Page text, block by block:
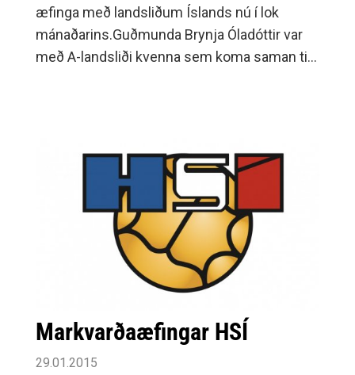
æfinga með landsliðum Íslands nú í lok
mánaðarins.Guðmunda Brynja Óladóttir var
með A-landsliði kvenna sem koma saman til
Markvarðaæfingar HSÍ
29.01.2015